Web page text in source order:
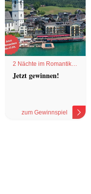
2 Nächte im Romantik
Hotel
Jetzt gewinnen!
zum Gewinnspiel